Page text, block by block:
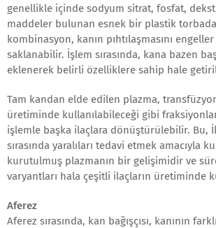
genellikle içinde sodyum sitrat, fosfat,
maddeler bulunan esnek bir plastik torbada
kombinasyon, kanın pıhtılaşmasını
saklanabilir. İşlem sırasında, kana bazen
eklenerek belirli özelliklere sahip hale
Tam kandan elde edilen plazma,
üretiminde kullanılabileceği gibi
işlemle başka ilaçlara dönüştürülebilir. Bu,
sırasında yaralıları tedavi etmek amacıyla
kurutulmuş plazmanın bir gelişimidir ve
varyantları hala çeşitli ilaçların üretiminde
Aferez
Aferez sırasında, kan bağışçısı, kanının